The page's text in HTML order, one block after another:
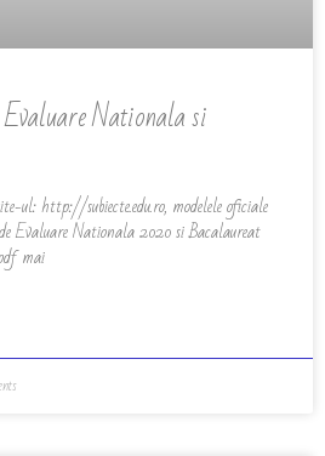
Nationala si
ul: http://subiecte.edu.ro, modelele oficiale
Evaluare Nationala 2020 si Bacalaureat
mai